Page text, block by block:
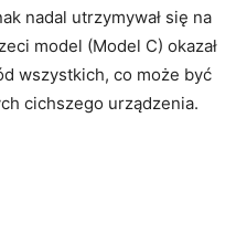
nadal utrzymywał się na
model (Model C) okazał
wszystkich, co może być
cichszego urządzenia.